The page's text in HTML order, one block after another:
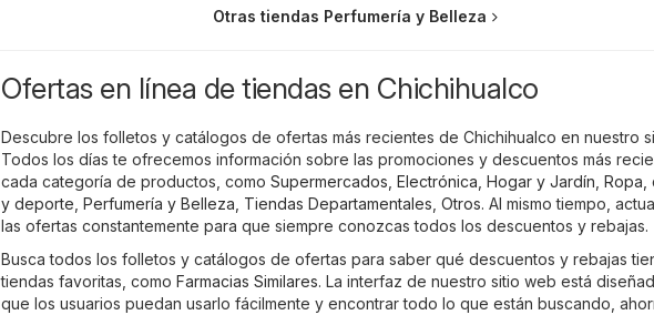
Otras tiendas Perfumería y Belleza
Ofertas en línea de tiendas en Chichihualco
Descubre los folletos y catálogos de ofertas más recientes de Chichihualco en nuestro
Todos los días te ofrecemos información sobre las promociones y descuentos más
cada categoría de productos, como Supermercados Electrónica Hogar y Jardín Ropa,
y deporte Perfumería y Belleza Tiendas Departamentales Otros. Al mismo tiempo,
las ofertas constantemente para que siempre conozcas todos los descuentos y rebajas.
Busca todos los folletos y catálogos de ofertas para saber qué descuentos y rebajas
tiendas favoritas, como Farmacias Similares. La interfaz de nuestro sitio web está
que los usuarios puedan usarlo fácilmente y encontrar todo lo que están buscando,